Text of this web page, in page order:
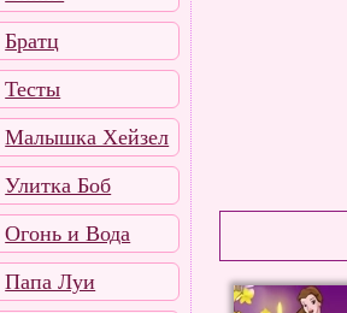
Братц
Тесты
Малышка Хейзел
Улитка Боб
Огонь и Вода
Папа Луи